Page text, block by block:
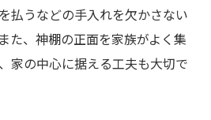
払うなどの手入れを欠かさない
た、神棚の正面を家族がよく集
家の中心に据える工夫も大切で